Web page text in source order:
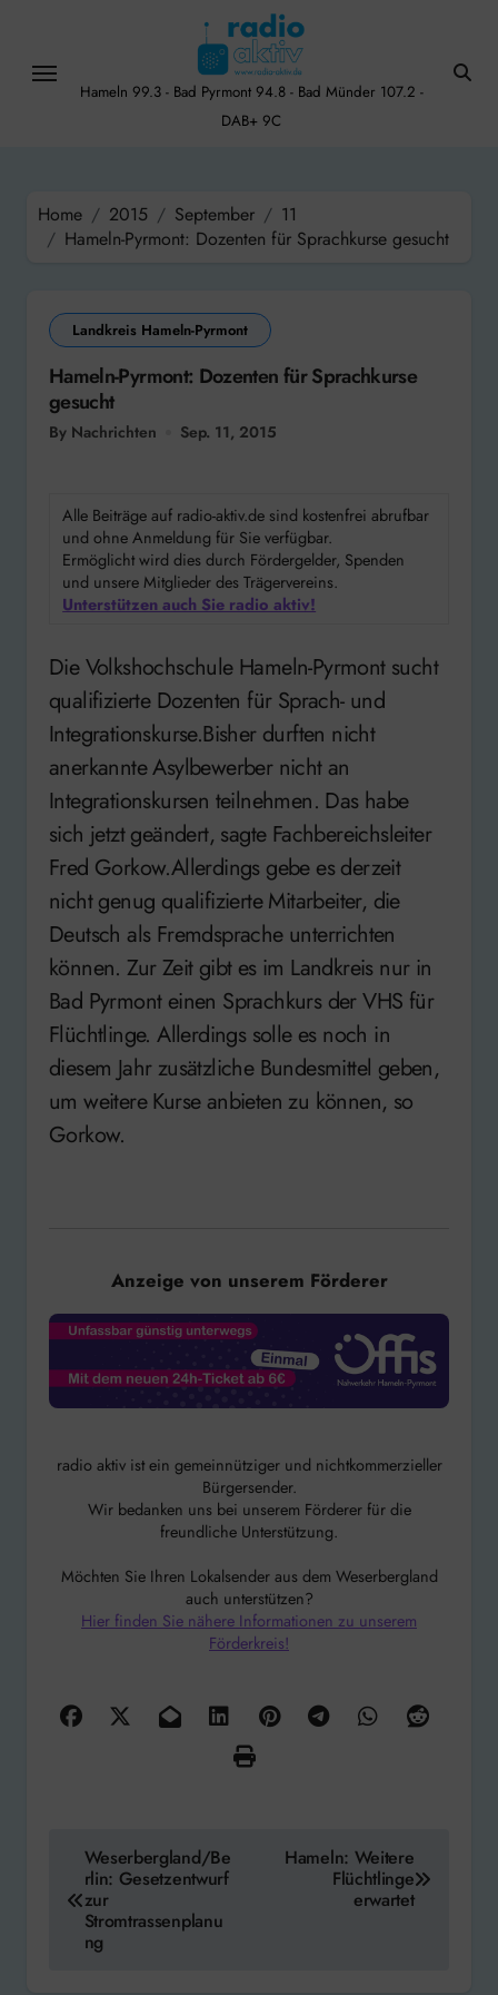
content
Hameln 99.3 - Bad Pyrmont 94.8 - Bad Münder 107.2 -
DAB+ 9C
Home 2015 September
11
Hameln-Pyrmont: Dozenten für Sprachkurse gesucht
Landkreis Hameln-Pyrmont
Hameln-Pyrmont: Dozenten für Sprachkurse
gesucht
By Nachrichten Sep. 11, 2015
Alle Beiträge auf radio-aktiv.de sind kostenfrei abrufbar
und ohne Anmeldung für Sie verfügbar.
Ermöglicht wird dies durch Fördergelder, Spenden
und unsere Mitglieder des Trägervereins.
Unterstützen auch Sie radio aktiv!
Die Volkshochschule Hameln-Pyrmont sucht
qualifizierte Dozenten für Sprach- und
Integrationskurse.Bisher durften nicht
anerkannte Asylbewerber nicht an
Integrationskursen teilnehmen. Das habe
sich jetzt geändert, sagte Fachbereichsleiter
Fred Gorkow.Allerdings gebe es derzeit
nicht genug qualifizierte Mitarbeiter, die
Deutsch als Fremdsprache unterrichten
können. Zur Zeit gibt es im Landkreis nur in
Bad Pyrmont einen Sprachkurs der VHS für
Flüchtlinge. Allerdings solle es noch in
diesem Jahr zusätzliche Bundesmittel geben,
um weitere Kurse anbieten zu können, so
Gorkow.
Anzeige von unserem Förderer
radio aktiv ist ein gemeinnütziger und nichtkommerzieller
Bürgersender.
Wir bedanken uns bei unserem Förderer für die
freundliche Unterstützung.
Möchten Sie Ihren Lokalsender aus dem Weserbergland
auch unterstützen?
Hier finden Sie nähere Informationen zu unserem
Förderkreis!
Beitragsnavigation
Weserbergland/Be
rlin: Gesetzentwurf
zur
Stromtrassenplanu
ng
Hameln: Weitere
Flüchtlinge
erwartet